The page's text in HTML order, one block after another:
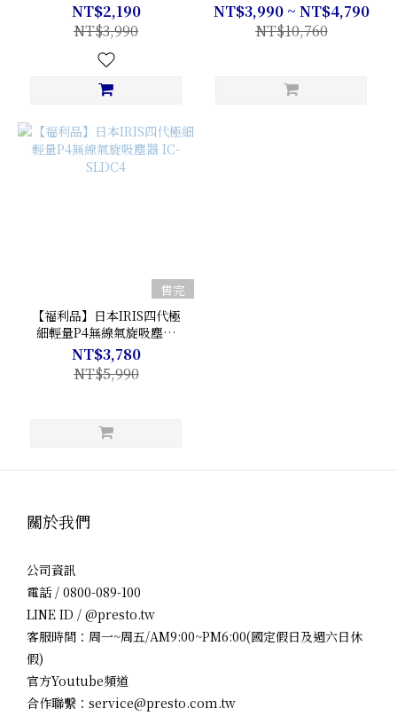
器一代 (大拍1.0) IC-FAC2-
W
NT$2,190
NT$3,990
除塵蟎機IC-FAC4-I｜除蹣神
機✨
NT$3,990 ~ NT$4,790
NT$10,760
售完
【福利品】日本IRIS四代極
細輕量P4無線氣旋吸塵器
IC-SLDC4
NT$3,780
NT$5,990
關於我們
公司資訊
電話 / 0800-089-100
LINE ID / @presto.tw
客服時間：周一~周五/AM9:00~PM6:00(國定假日及週六日休
假)
官方Youtube頻道
合作聯繫：service@presto.com.tw